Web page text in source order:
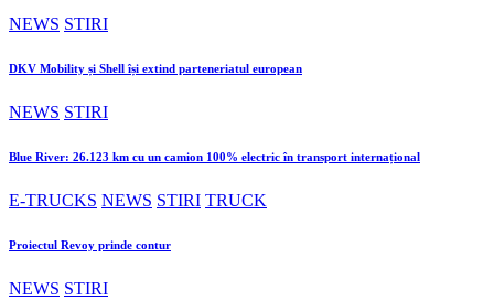
NEWS STIRI
DKV Mobility și Shell își extind parteneriatul european
NEWS STIRI
Blue River: 26.123 km cu un camion 100% electric în transport internațional
E-TRUCKS NEWS STIRI TRUCK
Proiectul Revoy prinde contur
NEWS STIRI